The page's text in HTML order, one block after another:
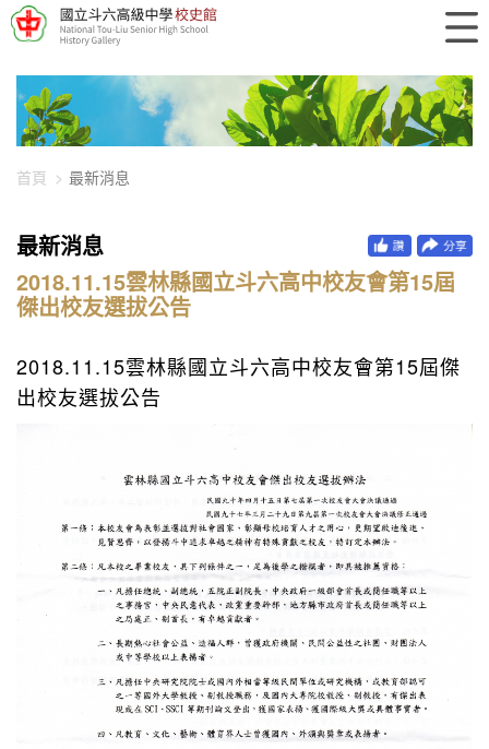
448-2473
首頁 最新消息
最新消息
2018.11.15雲林縣國立斗六高中校友會第15屆
傑出校友選拔公告
2018.11.15雲林縣國立斗六高中校友會第15屆傑
出校友選拔公告